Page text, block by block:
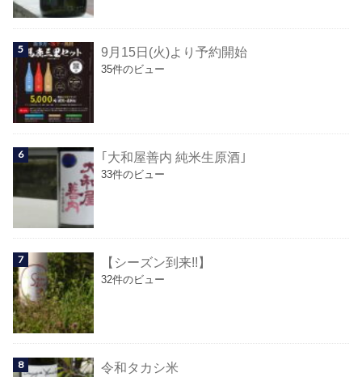
9月15日(火)より予約開始
35件のビュー
｢大和屋善内 純米生原酒｣
33件のビュー
【シーズン到来!!】
32件のビュー
令和タカシ米